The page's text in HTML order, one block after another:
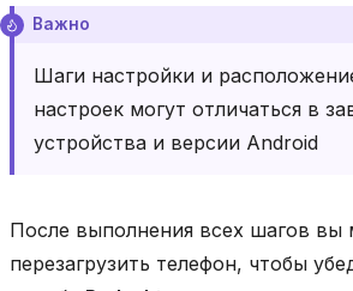
Важно
Шаги настройки и
настроек могут отличаться в
устройства и версии Android
После выполнения всех шагов вы
перезагрузить телефон, чтобы